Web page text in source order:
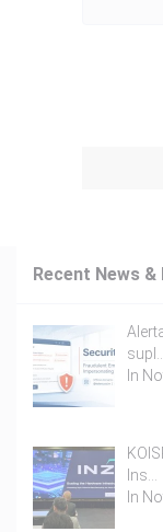
Recent News
supl…
In
Ins…
In